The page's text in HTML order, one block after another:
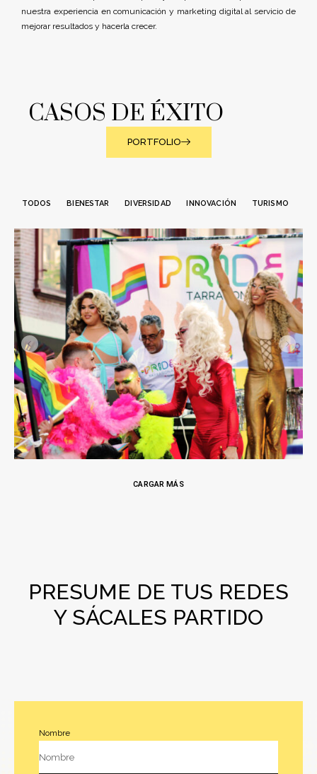
nuestra experiencia en comunicación y marketing digital al servicio de
mejorar resultados y hacerla crecer.
CASOS DE ÉXITO
PORTFOLIO
TODOS BIENESTAR DIVERSIDAD INNOVACIÓN TURISMO
CARGAR MÁS
PRESUME DE TUS REDES
Y SÁCALES PARTIDO
Nombre